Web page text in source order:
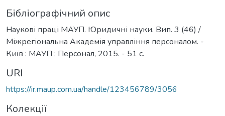
Бібліографічний опис
Наукові праці МАУП. Юридичні науки. Вип. 3 (46) /
Міжрегіональна Академія управління персоналом. -
Київ : МАУП ; Персонал, 2015. - 51 с.
URI
https://ir.maup.com.ua/handle/123456789/3056
Колекції